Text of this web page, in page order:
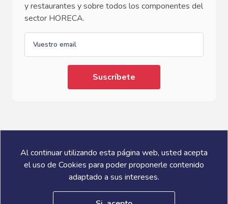
Al continuar utilizando esta página web, usted acepta
el uso de Cookies para poder proponerle contenido
adaptado a sus intereses.
y restaurantes y sobre todos los componentes del
sector HORECA.
® L'ADDITION, ADSTELLAM SPAIN SL 2026